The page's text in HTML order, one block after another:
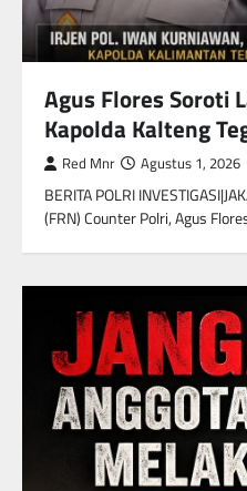
Agus Flores Soroti
Kapolda Kalteng
Red Mnr Agustus 1, 2026
BERITA POLRI
(FRN) Counter Polri, Agus